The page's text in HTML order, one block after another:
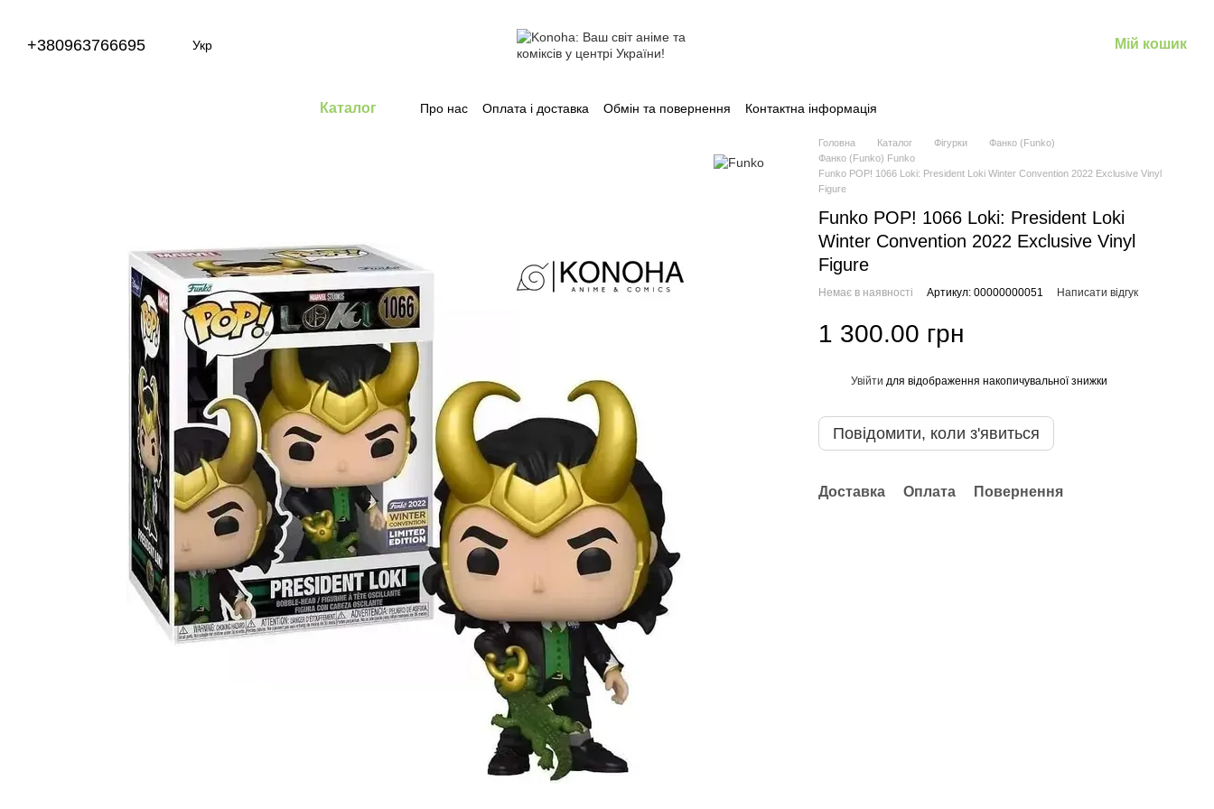
+380963766695 Укр Мій кошик
Каталог Про нас Оплата і доставка Обмін та повернення Контактна інформація
Головна Каталог Фігурки
Фанко (Funko)
Фанко (Funko) Funko
Funko POP! 1066 Loki: President Loki Winter Convention 2022 Exclusive Vinyl
Figure
Funko POP! 1066 Loki: President Loki
Winter Convention 2022 Exclusive Vinyl
Figure
Немає в наявності Артикул: 00000000051 Написати відгук
1 300.00 грн
Увійти для відображення накопичувальної знижки
Повідомити, коли з'явиться
Доставка Оплата Повернення